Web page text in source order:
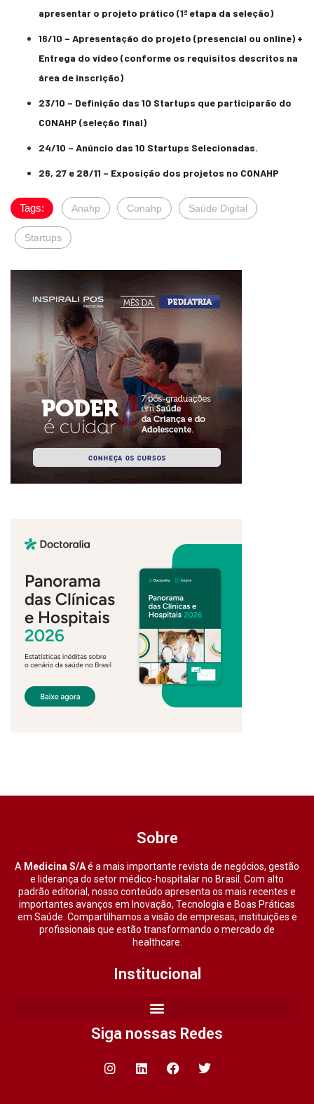
apresentar o projeto prático (1ª etapa da seleção)
16/10 – Apresentação do projeto (presencial ou online) +
Entrega do vídeo (conforme os requisitos descritos na
área de inscrição)
23/10 – Definição das 10 Startups que participarão do
CONAHP (seleção final)
24/10 – Anúncio das 10 Startups Selecionadas.
26, 27 e 28/11 – Exposição dos projetos no CONAHP
Tags: Anahp Conahp Saúde Digital
Startups
Sobre
A Medicina S/Aé a mais importante revista de negócios, gestão
e liderança do setor médico-hospitalar no Brasil. Com alto
padrão editorial, nosso conteúdo apresenta os mais recentes e
importantes avanços em Inovação, Tecnologia e Boas Práticas
em Saúde. Compartilhamos a visão de empresas, instituições e
profissionais que estão transformando o mercado de
healthcare.
Institucional
Siga nossas Redes